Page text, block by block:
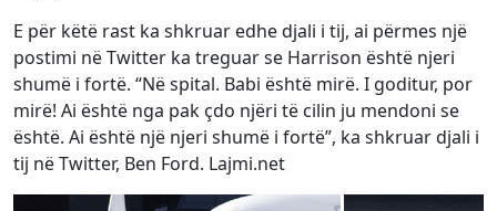
E për këtë rast ka shkruar edhe djali i tij, ai përmes një
postimi në Twitter ka treguar se Harrison është njeri
shumë i fortë. “Në spital. Babi është mirë. I goditur, por
mirë! Ai është nga pak çdo njëri të cilin ju mendoni se
është. Ai është një njeri shumë i fortë”, ka shkruar djali i
tij në Twitter, Ben Ford. Lajmi.net